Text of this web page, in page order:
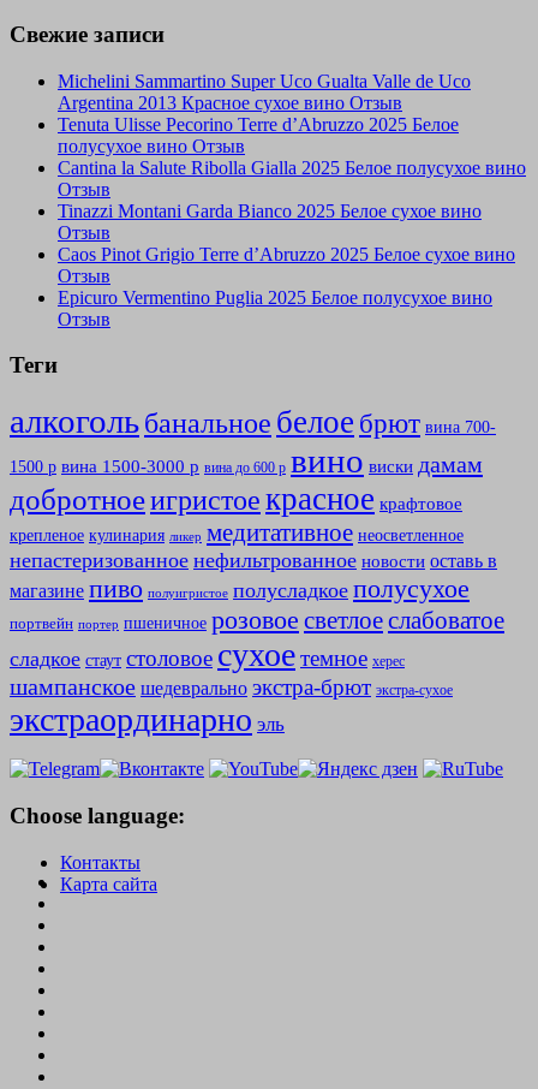
Свежие записи
Michelini Sammartino Super Uco Gualta Valle de Uco
Argentina 2013 Красное сухое вино Отзыв
Tenuta Ulisse Pecorino Terre d’Abruzzo 2025 Белое
полусухое вино Отзыв
Cantina la Salute Ribolla Gialla 2025 Белое полусухое вино
Отзыв
Tinazzi Montani Garda Bianco 2025 Белое сухое вино
Отзыв
Caos Pinot Grigio Terre d’Abruzzo 2025 Белое сухое вино
Отзыв
Epicuro Vermentino Puglia 2025 Белое полусухое вино
Отзыв
Теги
алкогольбанальное белое брют вина 700-
1500 р вина 1500-3000 р вина до 600 р вино виски дамам
добротноеигристоекрасное крафтовое
крепленое кулинария ликер медитативное неосветленное
непастеризованное нефильтрованное новости оставь в
магазине пиво полуигристое полусладкое полусухое
портвейн портер пшеничное розовое светлоеслабоватое
сладкое стаут столовое сухоетемное херес
шампанское шедеврально экстра-брют экстра-сухое
экстраординарно эль
Choose language:
Контакты
Карта сайта